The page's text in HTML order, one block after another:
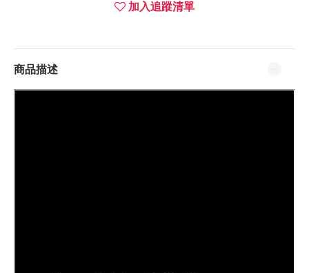
加入追蹤清單
商品描述